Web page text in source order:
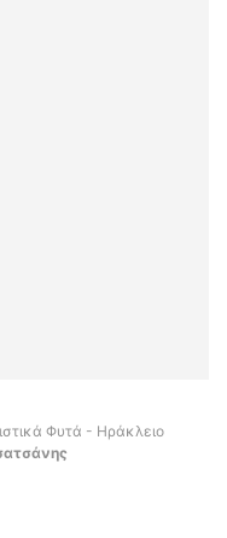
Φυτά - Ηράκλειο